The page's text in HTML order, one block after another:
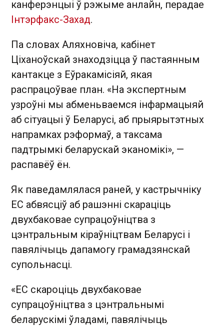
канферэнцыі ў рэжыме анлайн, перадае
Інтэрфакс-Захад.
Па словах Аляхновіча, кабінет
Ціханоўскай знаходзіцца ў пастаянным
кантакце з Еўракамісіяй, якая
распрацоўвае план. «На экспертным
узроўні мы абменьваемся інфармацыяй
аб сітуацыі ў Беларусі, аб прыярытэтных
напрамках рэформаў, а таксама
падтрымкі беларускай эканомікі», —
распавёў ён.
Як паведамлялася раней, у кастрычніку
ЕС абвясціў аб рашэнні скараціць
двухбаковае супрацоўніцтва з
цэнтральным кіраўніцтвам Беларусі і
павялічыць дапамогу грамадзянскай
супольнасці.
«ЕС скароціць двухбаковае
супрацоўніцтва з цэнтральнымі
беларускімі ўладамі, павялічыць